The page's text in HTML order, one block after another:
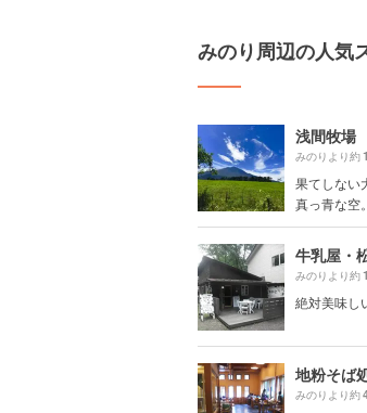
みのり周辺の人気
浅間牧場
みのりより約
果てしない
真っ青な空
牛乳屋・
みのりより約
絶対美味し
地粉そば
みのりより約